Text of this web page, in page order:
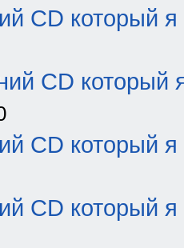
CD который я
CD который
CD который я
CD который я